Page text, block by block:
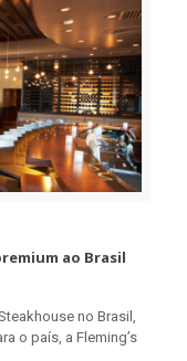
ao Brasil
no Brasil,
o país, a Fleming’s